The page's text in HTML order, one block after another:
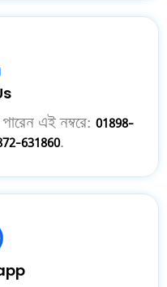
এই নম্বরে: 01898-
631860.